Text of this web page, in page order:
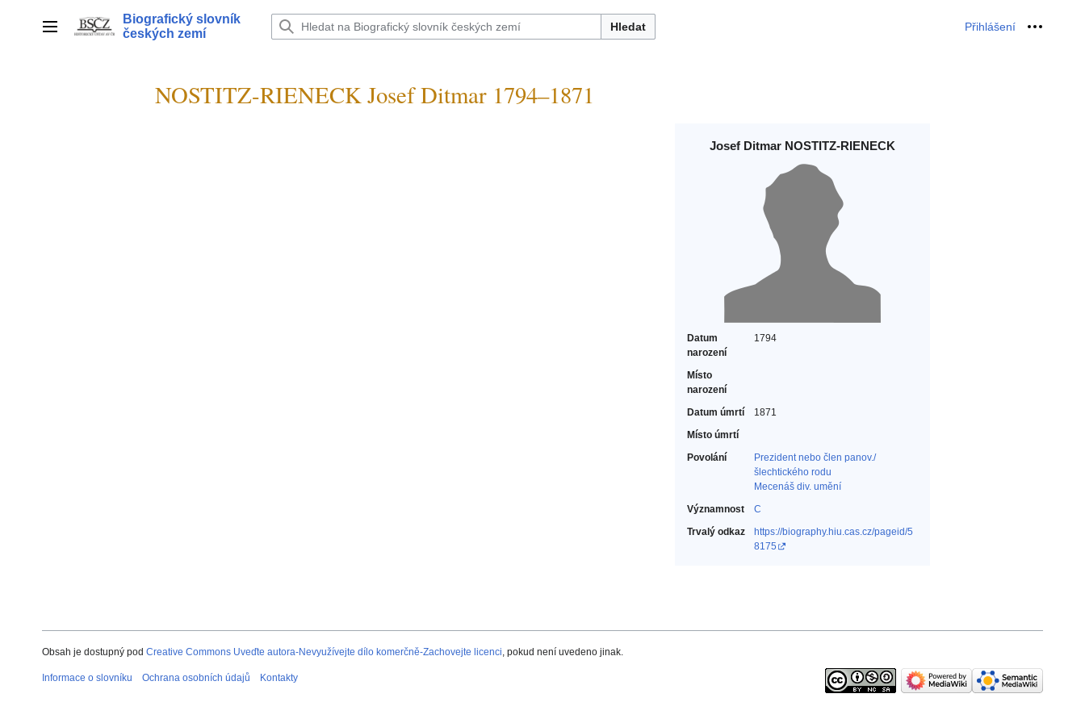
Hlavní menu
Biografický slovník
českých zemí
Hledat Přihlášení Osobní
NOSTITZ-RIENECK Josef Ditmar 1794–1871
Josef Ditmar NOSTITZ-RIENECK
Datum
narození
1794
Místo
narození
Datum úmrtí
1871
Místo úmrtí
Povolání
Prezident nebo člen panov./
šlechtického rodu‎
Mecenáš div. umění‎
Významnost
C
Trvalý odkaz
https://biography.hiu.cas.cz/pageid/5
8175
Obsah je dostupný pod Creative Commons Uveďte autora-Nevyužívejte dílo komerčně-Zachovejte licenci, pokud není uvedeno jinak.
Informace o slovníku Ochrana osobních údajů Kontakty